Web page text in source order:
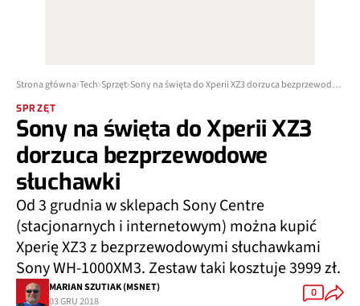
Strona główna Tech Sprzęt
SPRZĘT
Sony na święta do Xperii XZ3
dorzuca bezprzewodowe
słuchawki
Od 3 grudnia w sklepach Sony Centre
(stacjonarnych i internetowym) można kupić
Xperię XZ3 z bezprzewodowymi słuchawkami
Sony WH-1000XM3. Zestaw taki kosztuje 3999 zł.
MARIAN SZUTIAK (MSNET)
03 GRU 2018
0